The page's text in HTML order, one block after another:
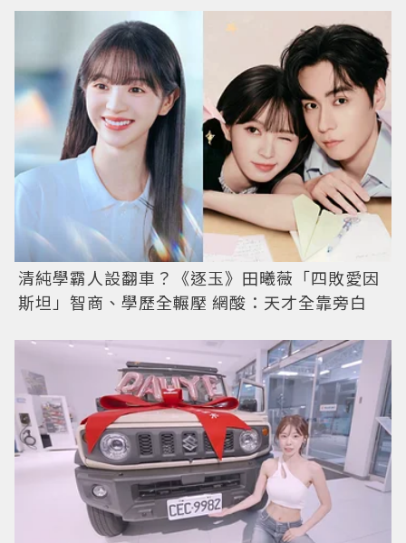
清純學霸人設翻車？《逐玉》田曦薇「四敗愛因
斯坦」智商、學歷全輾壓 網酸：天才全靠旁白